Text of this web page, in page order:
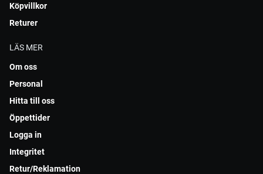
Köpvillkor
Returer
LÄS MER
Om oss
Personal
Hitta till oss
Öppettider
Logga in
Integritet
Retur/Reklamation